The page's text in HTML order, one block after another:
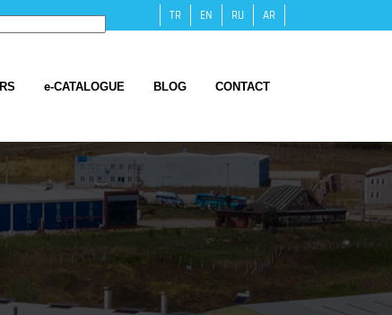
TR EN RU AR
e-CATALOGUE BLOG CONTACT